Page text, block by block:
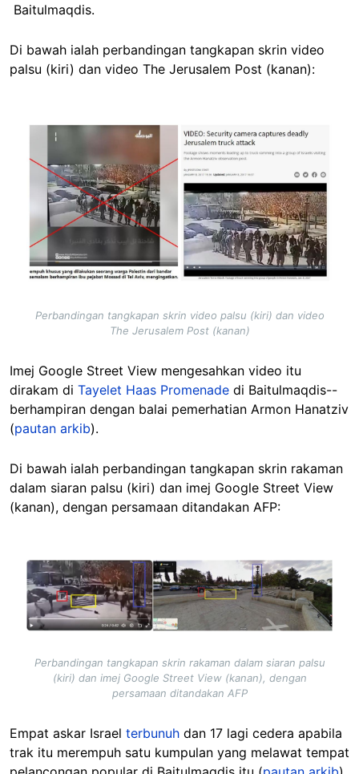
Baitulmaqdis.
Di bawah ialah perbandingan tangkapan skrin video
palsu (kiri) dan video The Jerusalem Post (kanan):
Image
Perbandingan tangkapan skrin video palsu (kiri) dan video
The Jerusalem Post (kanan)
Imej Google Street View mengesahkan video itu
dirakam di Tayelet Haas Promenade di Baitulmaqdis--
berhampiran dengan balai pemerhatian Armon Hanatziv
(pautan arkib).
Di bawah ialah perbandingan tangkapan skrin rakaman
dalam siaran palsu (kiri) dan imej Google Street View
(kanan), dengan persamaan ditandakan AFP:
Image
Perbandingan tangkapan skrin rakaman dalam siaran palsu
(kiri) dan imej Google Street View (kanan), dengan
persamaan ditandakan AFP
Empat askar Israel terbunuh dan 17 lagi cedera apabila
trak itu merempuh satu kumpulan yang melawat tempat